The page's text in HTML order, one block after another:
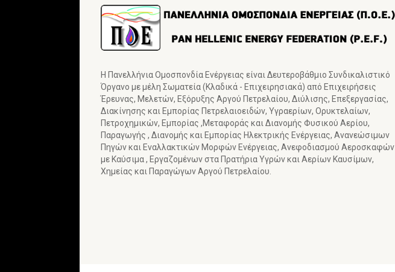
Η Πανελλήνια Ομοσπονδία Ενέργειας είναι Δευτεροβάθμιο Συνδικαλιστικό
Όργανο με μέλη Σωματεία (Κλαδικά - Επιχειρησιακά) από Επιχειρήσεις
Έρευνας, Μελετών, Εξόρυξης Αργού Πετρελαίου, Διύλισης, Επεξεργασίας,
Διακίνησης και Εμπορίας Πετρελαιοειδών, Υγραερίων, Ορυκτελαίων,
Πετροχημικών, Εμπορίας ,Μεταφοράς και Διανομής Φυσικού Αερίου,
Παραγωγής , Διανομής και Εμπορίας Ηλεκτρικής Ενέργειας, Ανανεώσιμων
Πηγών και Εναλλακτικών Μορφών Ενέργειας, Ανεφοδιασμού Αεροσκαφών
με Καύσιμα , Εργαζομένων στα Πρατήρια Υγρών και Αερίων Καυσίμων,
Χημείας και Παραγώγων Αργού Πετρελαίου.